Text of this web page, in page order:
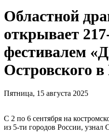
Областной
открывает
фестивалем
Островского
Пятница, 15 августа 2025
С 2 по 6 сентября на
из 5-ти городов России,